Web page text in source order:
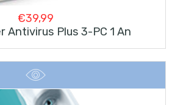
€39,99
Antivirus Plus 3-PC 1 An